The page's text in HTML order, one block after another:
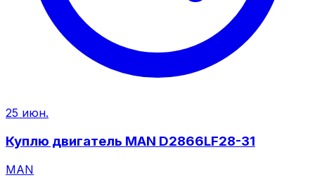
25 июн.
Куплю двигатель MAN D2866LF28-31
MAN